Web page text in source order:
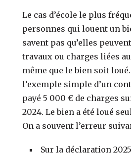
Le cas d’école le plus
personnes qui louent un
savent pas qu’elles
travaux ou charges liées
même que le bien soit
l’exemple simple d’un
payé 5 000 € de charges
2024. Le bien a été loué
On a souvent l’erreur
Sur la déclaration